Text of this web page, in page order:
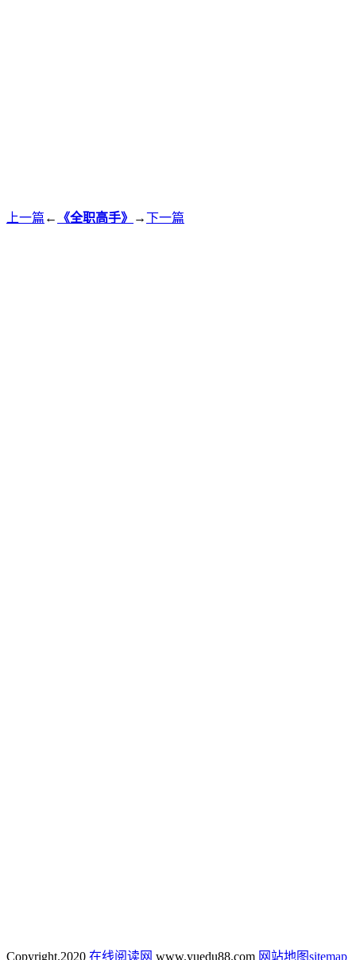
上一篇 ← 《全职高手》 →下一篇
Copyright.2020 在线阅读网 www.yuedu88.com 网站地图sitemap